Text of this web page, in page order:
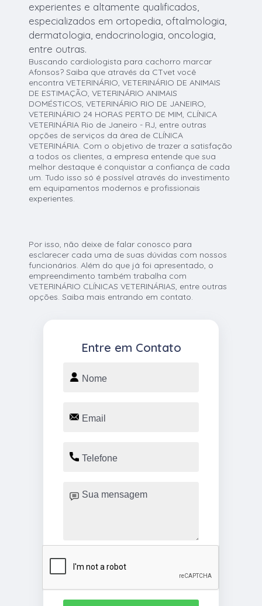
experientes e altamente qualificados,
especializados em ortopedia, oftalmologia,
dermatologia, endocrinologia, oncologia,
entre outras.
Buscando cardiologista para cachorro marcar
Afonsos? Saiba que através da CTvet você
encontra VETERINÁRIO, VETERINÁRIO DE ANIMAIS
DE ESTIMAÇÃO, VETERINÁRIO ANIMAIS
DOMÉSTICOS, VETERINÁRIO RIO DE JANEIRO,
VETERINÁRIO 24 HORAS PERTO DE MIM, CLÍNICA
VETERINÁRIA Rio de Janeiro - RJ, entre outras
opções de serviços da área de CLÍNICA
VETERINÁRIA. Com o objetivo de trazer a satisfação
a todos os clientes, a empresa entende que sua
melhor destaque é conquistar a confiança de cada
um. Tudo isso só é possível através do investimento
em equipamentos modernos e profissionais
experientes.
Por isso, não deixe de falar conosco para
esclarecer cada uma de suas dúvidas com nossos
funcionários. Além do que já foi apresentado, o
empreendimento também trabalha com
VETERINÁRIO CLÍNICAS VETERINÁRIAS, entre outras
opções. Saiba mais entrando em contato.
Entre em Contato